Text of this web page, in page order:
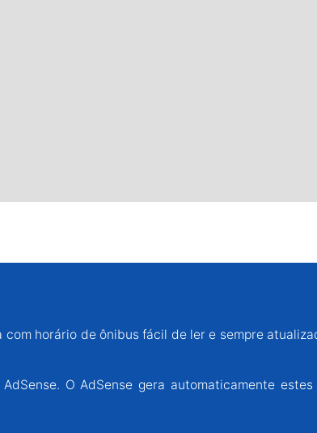
horário de ônibus fácil de ler e sempre
O AdSense gera automaticamente